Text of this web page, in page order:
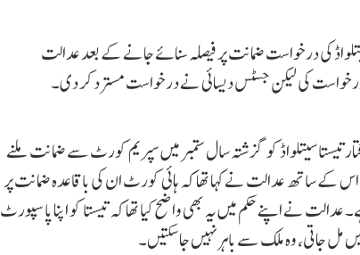
کی درخواست ضمانت پر فیصلہ سنائے جانے کے بعد عدالت
سیتلواڈ کو گزشتہ سال ستمبر میں سپریم کورٹ سے ضمانت ملنے
اس کے ساتھ عدالت نے کہا تھا کہ ہائی کورٹ ان کی باقاعدہ ضمانت پر
عدالت نے اپنے حکم میں یہ بھی واضح کیا تھا کہ تیستا کو اپنا پاسپورٹ
جاتی، وہ ملک سے باہر نہیں جا سکتیں۔